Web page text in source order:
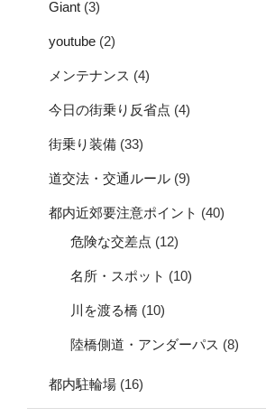
Giant (3)
youtube (2)
メンテナンス (4)
今日の街乗り反省点 (4)
街乗り装備 (33)
道交法・交通ルール (9)
都内近郊要注意ポイント (40)
危険な交差点 (12)
名所・スポット (10)
川を渡る橋 (10)
陸橋側道・アンダーパス (8)
都内駐輪場 (16)